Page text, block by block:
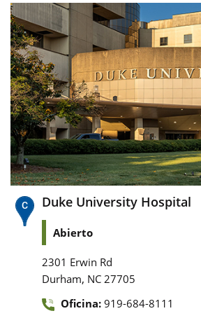
Duke University Hospital
Abierto
2301 Erwin Rd
Durham, NC 27705
Oficina: 919-684-8111